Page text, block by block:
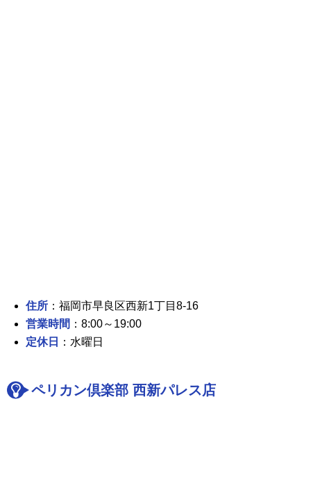
住所 ：福岡市早良区西新1丁目8-16
営業時間 ：8:00～19:00
定休日
：水曜日
ペリカン倶楽部 西新パレス店